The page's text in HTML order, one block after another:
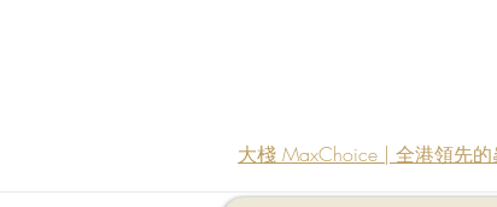
大棧 MaxChoice | 全港領先